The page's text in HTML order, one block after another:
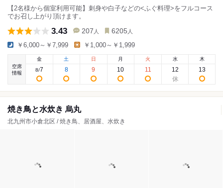
【2名様から個室利用可能】刺身や白子などの<ふぐ料理>をフルコース
でお召し上がり頂けます。
3.43 207 人 6205 人
￥6,000～￥7,999 ￥1,000～￥1,999
空席
情報
金
8/7
土
8
日
9
月
10
火
11
水
12
木
13
焼き鳥と水炊き 烏丸
北九州市小倉北区 / 焼き鳥、居酒屋、水炊き